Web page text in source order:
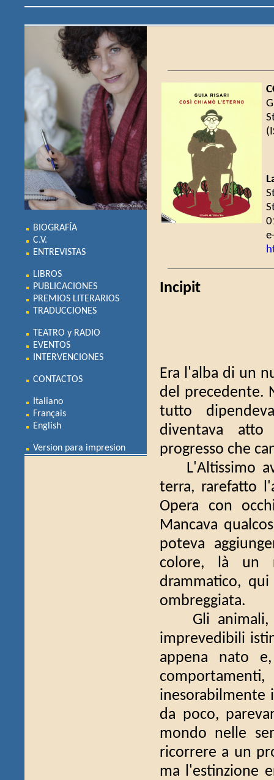
BIOGRAFÍA
C.V.
ENTREVISTAS
LIBROS
PUBLICACIONES
PREMIOS LITERARIOS
TRADUCCIONES
TEATRO y RADIO
EVENTOS
INTERVENCIONES
CONTACTOS
Italiano
Français
English
Version para impresion
Incipit
Era l'alba di un
del precedente.
tutto
diventava
progresso che
L'Altissimo
terra, rarefatto
Opera con
Mancava
poteva
colore, là un
drammatico,
ombreggiata.
Gli animali,
imprevedibili
appena nato
inesorabilmente
da poco,
mondo nelle
ricorrere a un
ma l'estinzione